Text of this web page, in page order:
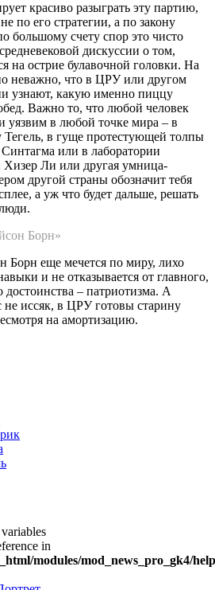
красиво разыграть эту партию,
по его стратегии, а по закону
большому счету спор это чисто
дискуссии о том,
на острие булавочной головки. На
неважно, что в ЦРУ или другом
узнают, какую именно пиццу
Важно то, что любой человек
уязвим в любой точке мира – в
Тегель, в гуще протестующей толпы
или в лаборатории
Ли или другая умница-
другой страны обозначит тебя
а уж что будет дальше, решать
Борн»
Борн еще мечется по миру, лихо
и не отказывается от главного,
достоинства – патриотизма. А
не иссяк, в ЦРУ готовы старину
на амортизацию.
in
modules/mod_news_pro_gk4/